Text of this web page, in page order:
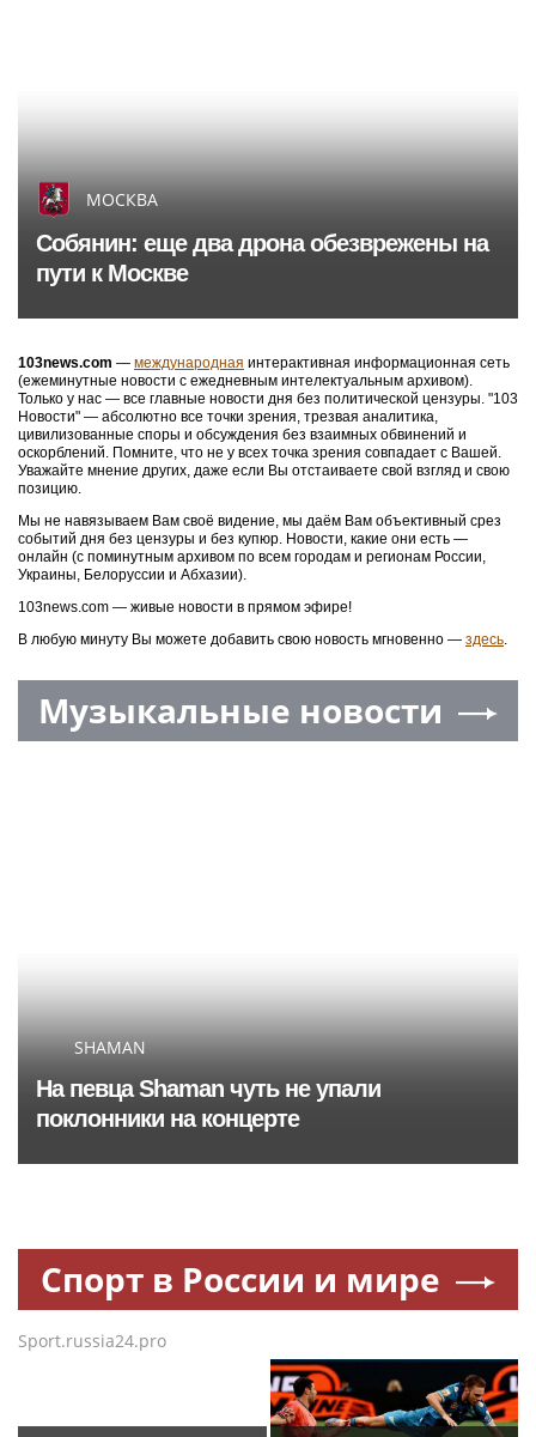
МОСКВА
Собянин: еще два дрона обезврежены на
пути к Москве
103news.com — международная интерактивная информационная сеть
(ежеминутные новости с ежедневным интелектуальным архивом).
Только у нас — все главные новости дня без политической цензуры. "103
Новости" — абсолютно все точки зрения, трезвая аналитика,
цивилизованные споры и обсуждения без взаимных обвинений и
оскорблений. Помните, что не у всех точка зрения совпадает с Вашей.
Уважайте мнение других, даже если Вы отстаиваете свой взгляд и свою
позицию.
Мы не навязываем Вам своё видение, мы даём Вам объективный срез
событий дня без цензуры и без купюр. Новости, какие они есть —
онлайн (с поминутным архивом по всем городам и регионам России,
Украины, Белоруссии и Абхазии).
103news.com — живые новости в прямом эфире!
В любую минуту Вы можете добавить свою новость мгновенно — здесь.
Музыкальные новости
SHAMAN
На певца Shaman чуть не упали
поклонники на концерте
Спорт в России и мире
Sport.russia24.pro